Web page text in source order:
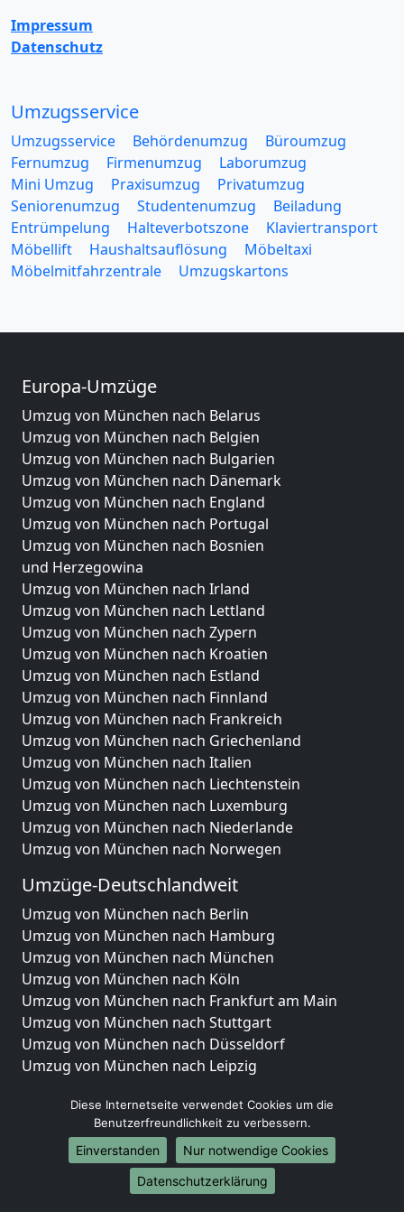
Impressum
Datenschutz
Umzugsservice
Umzugsservice Behördenumzug
Büroumzug
Fernumzug
Firmenumzug
Laborumzug
Mini Umzug
Praxisumzug
Privatumzug
Seniorenumzug
Studentenumzug
Beiladung
Entrümpelung
Halteverbotszone
Klaviertransport
Möbellift
Haushaltsauflösung
Möbeltaxi
Möbelmitfahrzentrale
Umzugskartons
Europa-Umzüge
Umzug von München nach Belarus
Umzug von München nach Belgien
Umzug von München nach Bulgarien
Umzug von München nach Dänemark
Umzug von München nach England
Umzug von München nach Portugal
Umzug von München nach Bosnien
und Herzegowina
Umzug von München nach Irland
Umzug von München nach Lettland
Umzug von München nach Zypern
Umzug von München nach Kroatien
Umzug von München nach Estland
Umzug von München nach Finnland
Umzug von München nach Frankreich
Umzug von München nach Griechenland
Umzug von München nach Italien
Umzug von München nach Liechtenstein
Umzug von München nach Luxemburg
Umzug von München nach Niederlande
Umzug von München nach Norwegen
Umzüge-Deutschlandweit
Umzug von München nach Berlin
Umzug von München nach Hamburg
Umzug von München nach München
Umzug von München nach Köln
Umzug von München nach Frankfurt am Main
Umzug von München nach Stuttgart
Umzug von München nach Düsseldorf
Umzug von München nach Leipzig
Umzug von München nach Essen
Umzug von München nach Bremen
Umzug von München nach Dresden
Umzug von München nach Hannover
Umzug von München nach Nürnberg
Diese Internetseite verwendet Cookies um die
Benutzerfreundlichkeit zu verbessern.
Einverstanden
Nur notwendige Cookies
Datenschutzerklärung